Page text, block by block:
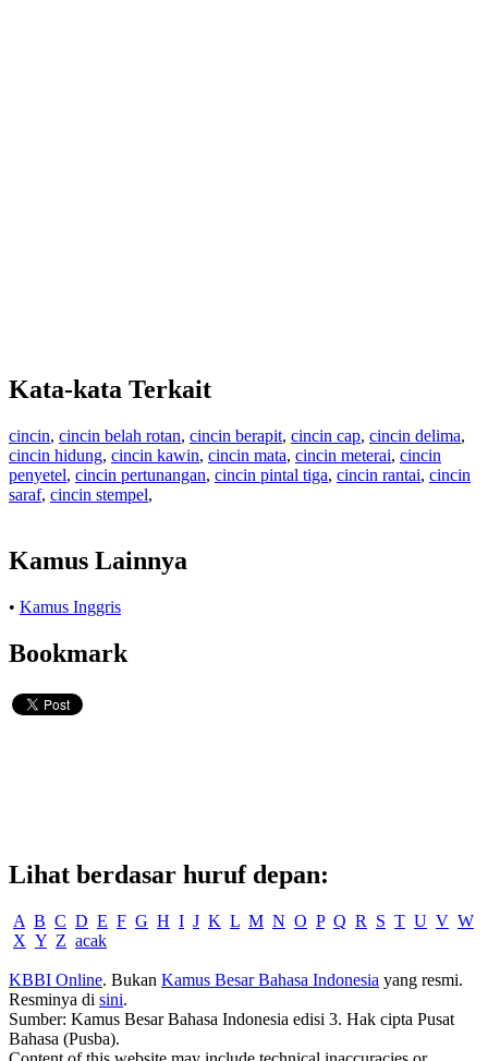
Kata-kata Terkait
cincin, cincin belah rotan, cincin berapit, cincin cap, cincin delima,
cincin hidung, cincin kawin, cincin mata, cincin meterai, cincin
penyetel, cincin pertunangan, cincin pintal tiga, cincin rantai, cincin
saraf, cincin stempel,
Kamus Lainnya
• Kamus Inggris
Bookmark
Lihat berdasar huruf depan:
A B C D E F G H I J K L M N O P Q R S T U V W
X Y Z acak
KBBI Online. Bukan Kamus Besar Bahasa Indonesia yang resmi.
Resminya di sini.
Sumber: Kamus Besar Bahasa Indonesia edisi 3. Hak cipta Pusat
Bahasa (Pusba).